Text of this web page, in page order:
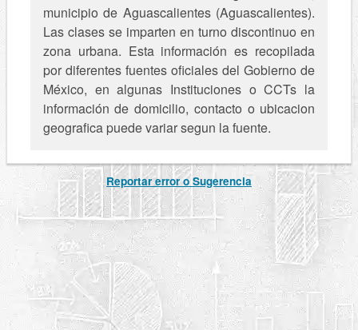
municipio de Aguascalientes (Aguascalientes).
Las clases se imparten en turno discontinuo en
zona urbana. Esta información es recopilada
por diferentes fuentes oficiales del Gobierno de
México, en algunas Instituciones o CCTs la
información de domicilio, contacto o ubicacion
geografica puede variar segun la fuente.
Reportar error o Sugerencia